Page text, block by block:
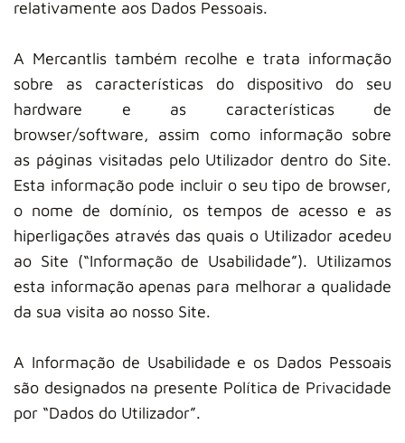
relativamente aos Dados Pessoais.
A Mercantlis também recolhe e trata informação
sobre as características do dispositivo do seu
hardware e as características de
browser/software, assim como informação sobre
as páginas visitadas pelo Utilizador dentro do Site.
Esta informação pode incluir o seu tipo de browser,
o nome de domínio, os tempos de acesso e as
hiperligações através das quais o Utilizador acedeu
ao Site (“Informação de Usabilidade”). Utilizamos
esta informação apenas para melhorar a qualidade
da sua visita ao nosso Site.
A Informação de Usabilidade e os Dados Pessoais
são designados na presente Política de Privacidade
por “Dados do Utilizador”.